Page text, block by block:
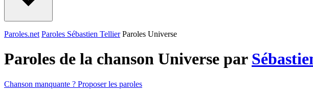
Paroles.net Paroles Sébastien Tellier Paroles Universe
Paroles de la chanson Universe par
Chanson manquante ? Proposer les paroles